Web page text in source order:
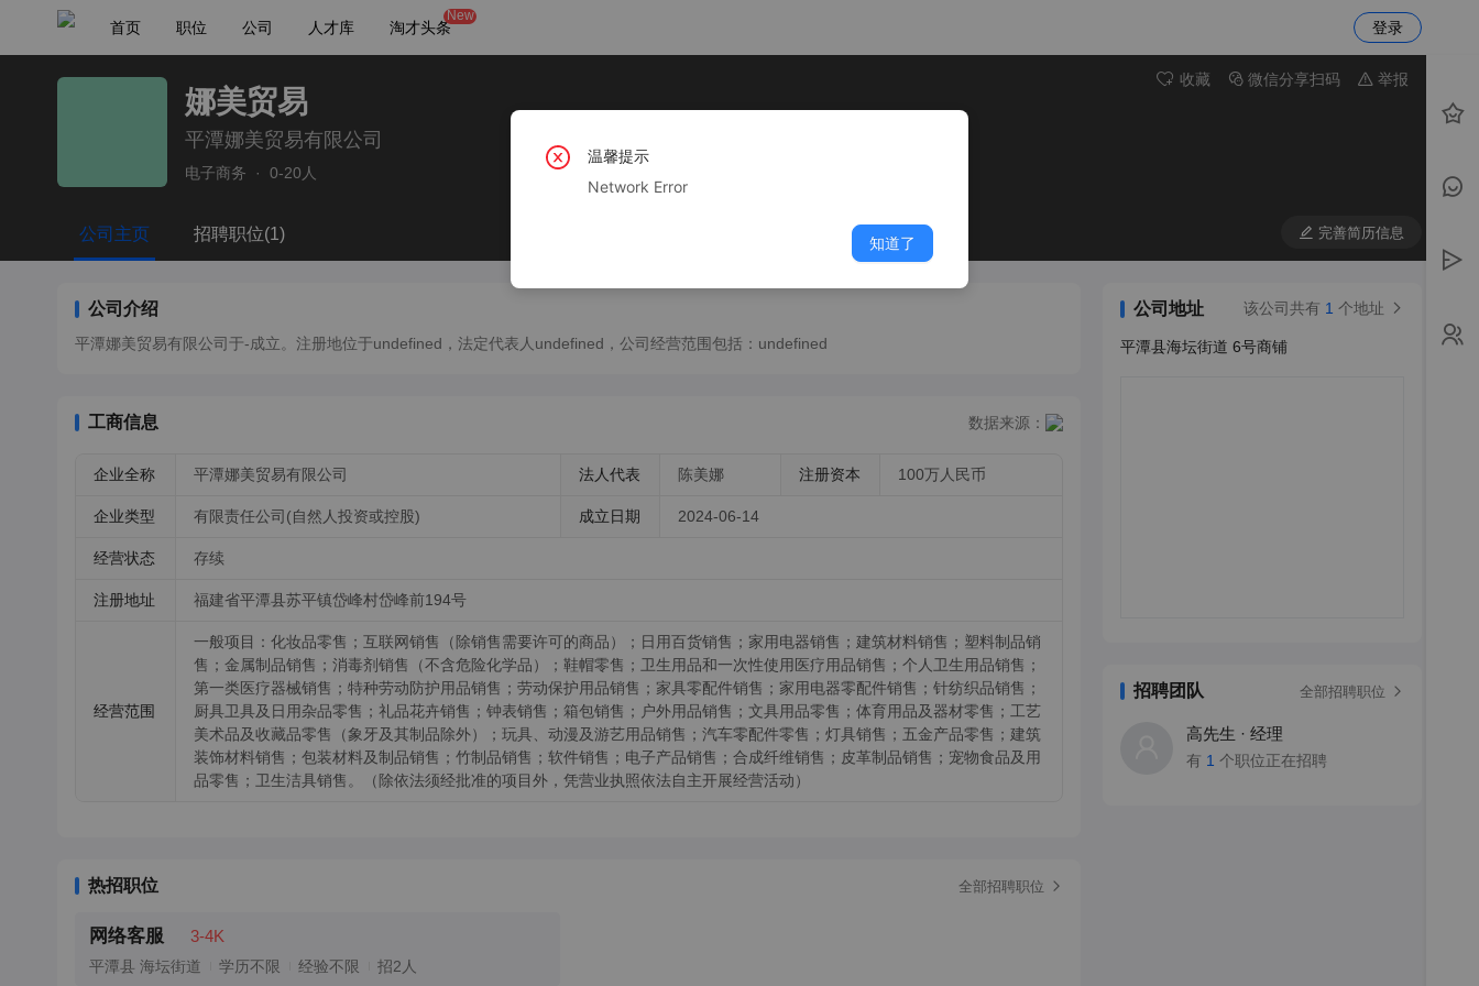
首页 职位 公司 人才库 淘才头条
New
登录
娜美贸易
平潭娜美贸易有限公司
电子商务 · 0-20人
收藏 微信分享扫码 举报
公司主页 招聘职位(1) 完善简历信息
公司介绍
平潭娜美贸易有限公司于-成立。注册地位于undefined，法定代表人undefined，公司经营范围包括：undefined
工商信息 数据来源：
企业全称 平潭娜美贸易有限公司 法人代表 陈美娜 注册资本 100万人民币
企业类型 有限责任公司(自然人投资或控股) 成立日期 2024-06-14
经营状态 存续
注册地址 福建省平潭县苏平镇岱峰村岱峰前194号
经营范围
一般项目：化妆品零售；互联网销售（除销售需要许可的商品）；日用百货销售；家用电器销售；建筑材料销售；塑料制品销
售；金属制品销售；消毒剂销售（不含危险化学品）；鞋帽零售；卫生用品和一次性使用医疗用品销售；个人卫生用品销售；
第一类医疗器械销售；特种劳动防护用品销售；劳动保护用品销售；家具零配件销售；家用电器零配件销售；针纺织品销售；
厨具卫具及日用杂品零售；礼品花卉销售；钟表销售；箱包销售；户外用品销售；文具用品零售；体育用品及器材零售；工艺
美术品及收藏品零售（象牙及其制品除外）；玩具、动漫及游艺用品销售；汽车零配件零售；灯具销售；五金产品零售；建筑
装饰材料销售；包装材料及制品销售；竹制品销售；软件销售；电子产品销售；合成纤维销售；皮革制品销售；宠物食品及用
品零售；卫生洁具销售。（除依法须经批准的项目外，凭营业执照依法自主开展经营活动）
热招职位 全部招聘职位
网络客服 3-4K
平潭县 海坛街道 学历不限 经验不限 招2人
公司地址 该公司共有 1 个地址
平潭县海坛街道 6号商铺
招聘团队 全部招聘职位
高先生 · 经理
有 1 个职位正在招聘
温馨提示
Network Error
知道了